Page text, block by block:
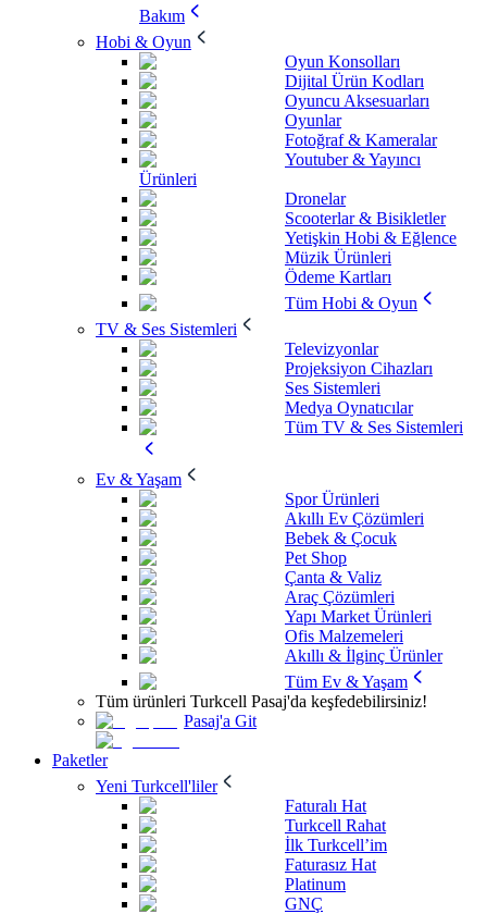
Bakım
Hobi & Oyun
Oyun Konsolları
Dijital Ürün Kodları
Oyuncu Aksesuarları
Oyunlar
Fotoğraf & Kameralar
Youtuber & Yayıncı
Ürünleri
Dronelar
Scooterlar & Bisikletler
Yetişkin Hobi & Eğlence
Müzik Ürünleri
Ödeme Kartları
Tüm Hobi & Oyun
TV & Ses Sistemleri
Televizyonlar
Projeksiyon Cihazları
Ses Sistemleri
Medya Oynatıcılar
Tüm TV & Ses Sistemleri
Ev & Yaşam
Spor Ürünleri
Akıllı Ev Çözümleri
Bebek & Çocuk
Pet Shop
Çanta & Valiz
Araç Çözümleri
Yapı Market Ürünleri
Ofis Malzemeleri
Akıllı & İlginç Ürünler
Tüm Ev & Yaşam
Tüm ürünleri Turkcell Pasaj'da keşfedebilirsiniz!
Pasaj'a Git
Paketler
Yeni Turkcell'liler
Faturalı Hat
Turkcell Rahat
İlk Turkcell’im
Faturasız Hat
Platinum
GNÇ